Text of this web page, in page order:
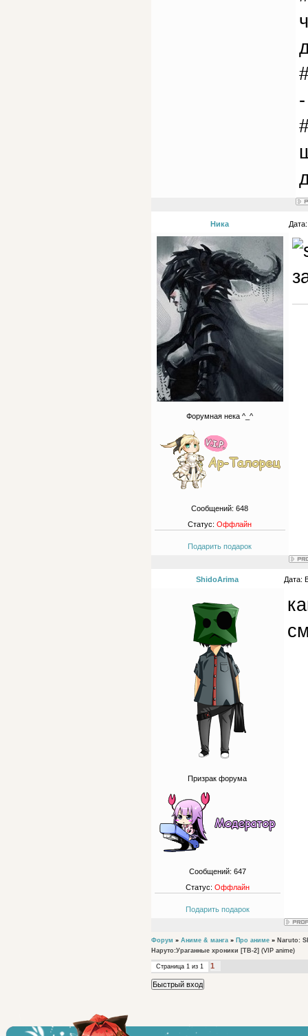
Ника
Форумная нека ^_^
Сообщений:648
Статус:Оффлайн
Подарить подарок
ShidoArima Дата:
Призрак форума
Сообщений: 647
Статус: Оффлайн
Подарить подарок
Форум » Аниме & манга » Про аниме » Naruto:
Наруто:Ураганные хроники [ТВ-2] (VIP anime)
Страница 1 из 1 1